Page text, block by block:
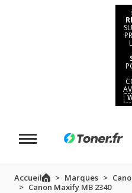
Accueil Marques
Canon Maxify MB 2340